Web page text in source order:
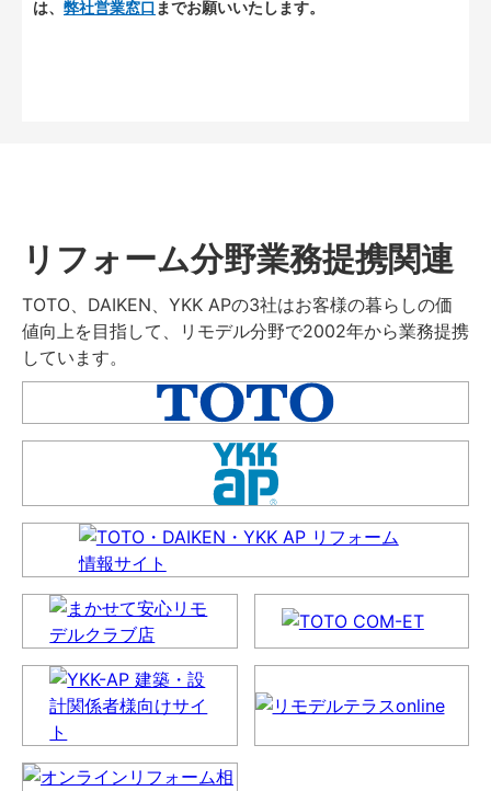
は、 弊社営業窓口 までお願いいたします。
リフォーム分野業務提携関連
TOTO、DAIKEN、YKK APの3社はお客様の暮らしの価
値向上を目指して、リモデル分野で2002年から業務提携
しています。